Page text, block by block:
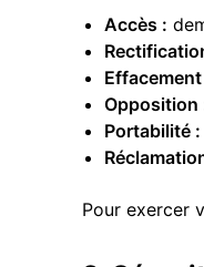
Accès :
Effacement
Opposition
Portabilité :
Pour exercer